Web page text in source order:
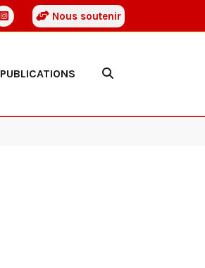
Nous soutenir
PUBLICATIONS